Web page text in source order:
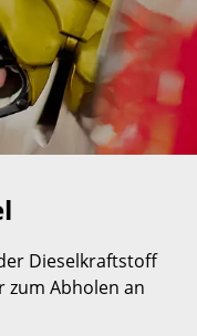
Dieselkraftstoff
zum Abholen an